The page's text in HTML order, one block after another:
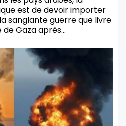
est de devoir importer
sanglante guerre que livre
Gaza après…